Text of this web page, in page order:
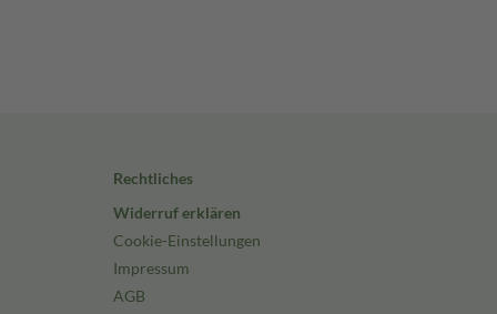
Rechtliches
Widerruf erklären
Cookie-Einstellungen
Impressum
AGB